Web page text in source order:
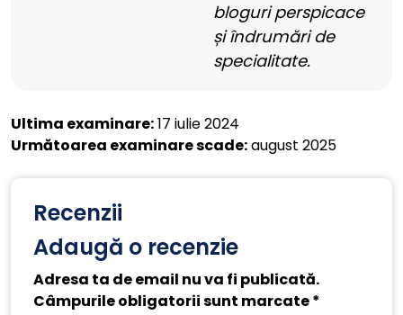
bloguri perspicace
și îndrumări de
specialitate.
Ultima examinare:17 iulie 2024
Următoarea examinare scade:august 2025
Recenzii
Adaugă o recenzie
Adresa ta de email nu va fi publicată.
Câmpurile obligatorii sunt marcate *